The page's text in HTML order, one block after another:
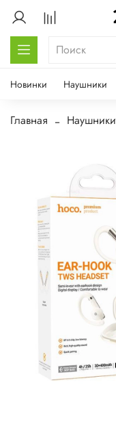
Новинки Наушники
Главная Наушники